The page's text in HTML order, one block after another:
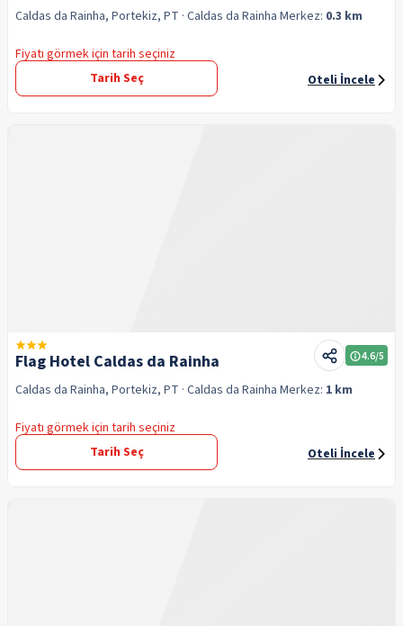
Caldas da Rainha, Portekiz, PT · Caldas da Rainha Merkez: 0.3 km
Fiyatı görmek için tarih seçiniz
Tarih Seç
Oteli İncele
Flag Hotel Caldas da Rainha 4.6/5
Caldas da Rainha, Portekiz, PT · Caldas da Rainha Merkez: 1 km
Fiyatı görmek için tarih seçiniz
Tarih Seç
Oteli İncele